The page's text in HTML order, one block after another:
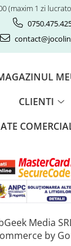
(maxim 1 zi
CLIENTI
Media
by